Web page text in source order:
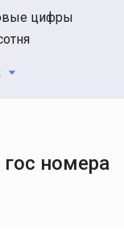
цифры
номера